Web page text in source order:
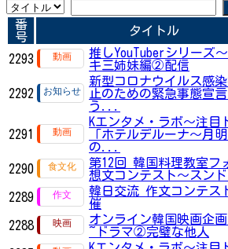
番
号
タイトル
2293
推しYouTuberシリーズ
キ三姉妹編②配信
2292
新型コロナウイルス感
止のための緊急事態宣
う...
2291
Kエンタメ・ラボ～注目
「ホテルデルーナ～月
の...
2290
第12回 韓国料理教室フ
想文コンテスト～スン
2289
韓日交流 作文コンテス
催
2288
オンライン韓国映画企
~ドラマ②完璧な他人